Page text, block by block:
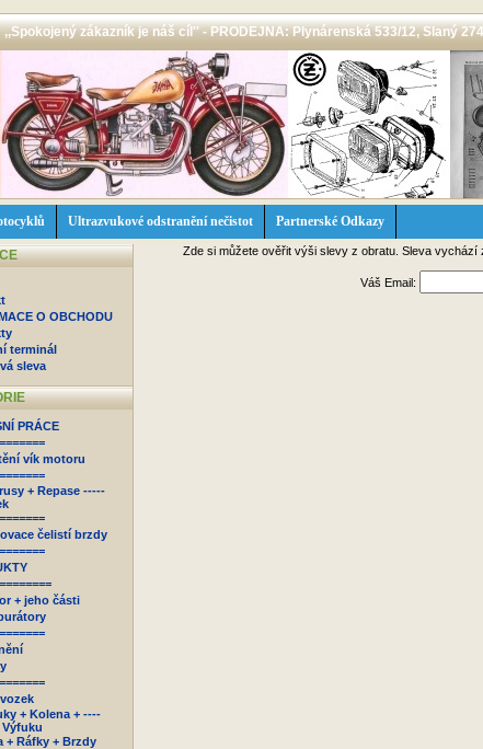
,,Spokojený zákazník je náš cíl'' - PRODEJNA: Plynárenská 533/12, Slaný
Ultrazvukové odstranění nečistot Partnerské Odkazy
O OBCHODU
terminál
sleva
PRÁCE
vík motoru
+ Repase -----
čelistí brzdy
+ jeho části
+ Kolena + ----
Výfuku
+ Ráfky + Brzdy
Zde si můžete ověřit výši slevy z obratu. Sleva vychází
Váš Email: